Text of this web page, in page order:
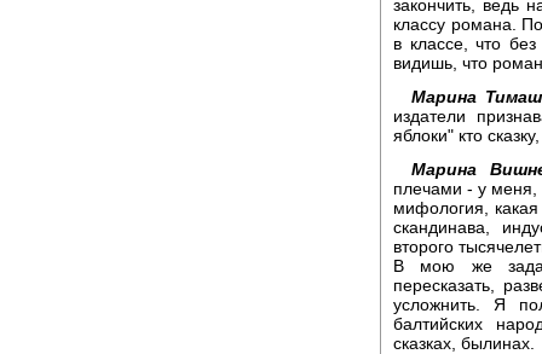
закончить, ведь
классу романа.
в классе, что
видишь, что
Марина
издатели
яблоки" кто
Марина
плечами - у меня,
мифология, какая
скандинава,
второго
В мою же
пересказать,
усложнить. Я
балтийских
сказках, былинах.